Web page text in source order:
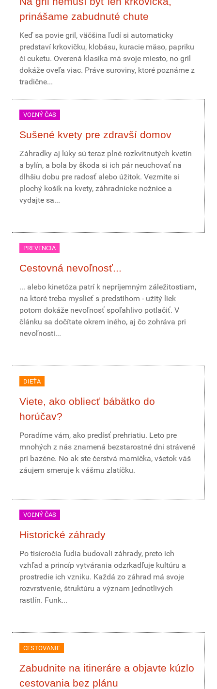
prinášame zabudnuté chute
Keď sa povie gril, väčšina ľudí si automaticky
predstaví krkovičku, klobásu, kuracie mäso, papriku
či cuketu. Overená klasika má svoje miesto, no gril
dokáže oveľa viac. Práve suroviny, ktoré poznáme z
tradične...
VOĽNÝ ČAS
Sušené kvety pre zdravší domov
Záhradky aj lúky sú teraz plné rozkvitnutých kvetín
a bylín, a bola by škoda si ich pár neuchovať na
dlhšiu dobu pre radosť alebo úžitok. Vezmite si
plochý košík na kvety, záhradnícke nožnice a
vydajte sa...
PREVENCIA
Cestovná nevoľnosť...
... alebo kinetóza patrí k nepríjemným záležitostiam,
na ktoré treba myslieť s predstihom - užitý liek
potom dokáže nevoľnosť spoľahlivo potlačiť. V
článku sa dočítate okrem iného, aj čo zohráva pri
nevoľnosti...
DIEŤA
Viete, ako obliecť bábätko do
horúčav?
Poradíme vám, ako predísť prehriatiu. Leto pre
mnohých z nás znamená bezstarostné dni strávené
pri bazéne. No ak ste čerstvá mamička, všetok váš
záujem smeruje k vášmu zlatíčku.
VOĽNÝ ČAS
Historické záhrady
Po tisícročia ľudia budovali záhrady, preto ich
vzhľad a princíp vytvárania odzrkadľuje kultúru a
prostredie ich vzniku. Každá zo záhrad má svoje
rozvrstvenie, štruktúru a význam jednotlivých
rastlín. Funk...
CESTOVANIE
Zabudnite na itineráre a objavte kúzlo
cestovania bez plánu